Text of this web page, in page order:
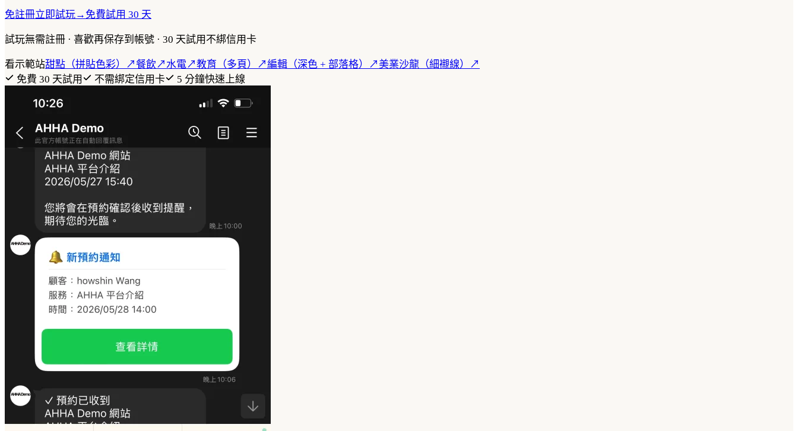
免註冊立即試玩→ 免費試用 30 天
試玩無需註冊 · 喜歡再保存到帳號 · 30 天試用不綁信用卡
看示範站甜點（拼貼色彩） ↗ 餐飲↗水電↗教育（多頁） ↗編輯（深色 + 部落格） ↗ 美業沙龍（細襯線）
↗
免費 30 天試用
不需綁定信用卡 5 分鐘快速上線